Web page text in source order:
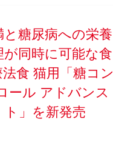
と糖尿病への栄養
が同時に可能な食
食 猫用「糖コン
ール アドバンス
ト」を新発売